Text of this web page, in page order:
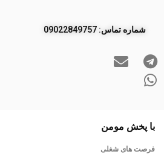
ﺷﻤﺎره ﺗﻤﺎس: 09022849757
با پخش مومن
فرصت های شغلی